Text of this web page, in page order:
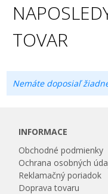
TOVAR
Nemáte doposiaľ
INFORMACE
Obchodné podmienky
Ochrana osobných
Reklamačný poriadok
Doprava tovaru